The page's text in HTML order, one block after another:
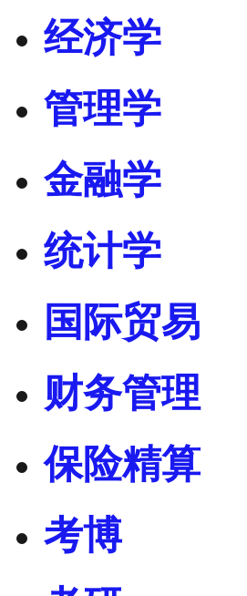
经济学
管理学
金融学
统计学
国际贸易
财务管理
保险精算
考博